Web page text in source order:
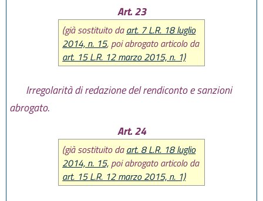
Art. 23
(già sostituito daart. 7 L.R. 18 luglio
2014, n. 15, poi abrogato articolo da
art. 15 L.R. 12 marzo 2015, n. 1)
Irregolarità di redazione del rendiconto e sanzioni
abrogato.
Art. 24
(già sostituito daart. 8 L.R. 18 luglio
2014, n. 15, poi abrogato articolo da
art. 15 L.R. 12 marzo 2015, n. 1)